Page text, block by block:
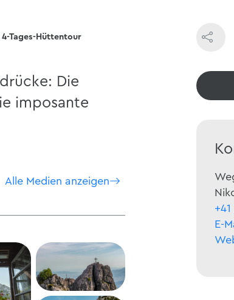
Tages-Hüttentour
Die
imposante
Alle Medien anzeigen
E-